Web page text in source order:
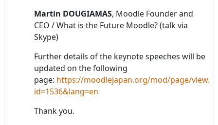
Martin DOUGIAMAS, Moodle Founder and
CEO / What is the Future Moodle? (talk via
Skype)
Further details of the keynote speeches will be
updated on the following
page: https://moodlejapan.org/mod/page/
id=1536&lang=en
Thank you.